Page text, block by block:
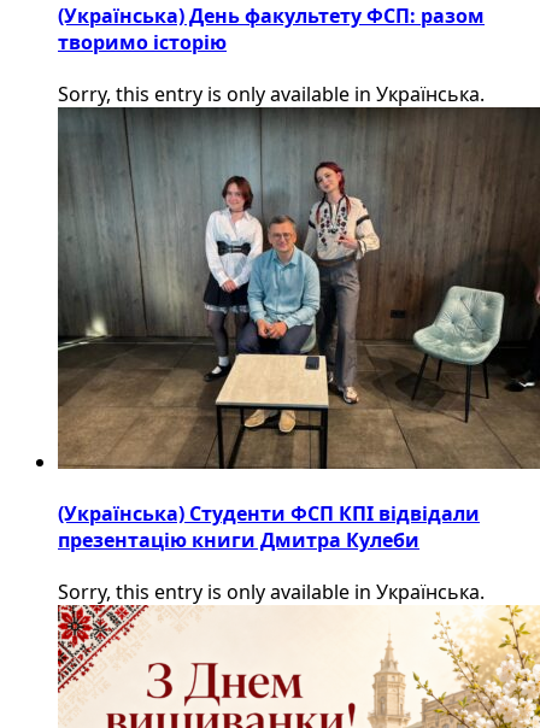
(Українська) День факультету ФСП: разом
творимо історію
Sorry, this entry is only available in Українська.
(Українська) Студенти ФСП КПІ відвідали
презентацію книги Дмитра Кулеби
Sorry, this entry is only available in Українська.